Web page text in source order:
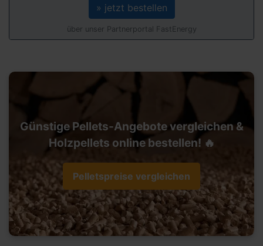
» jetzt bestellen
über unser Partnerportal FastEnergy
Günstige Pellets-Angebote vergleichen &
Holzpellets online bestellen! 🔥
Pelletspreise vergleichen